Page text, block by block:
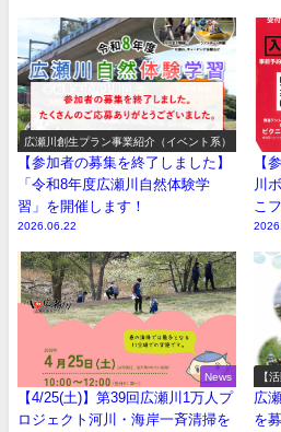
広瀬川創生プラン事業紹介（イベント系）
【参加者の募集を終了しました】
「令和8年度広瀬川自然体験学
習」を開催します！
2026.06.22
【
川
こ
News
【4/25(土)】第39回広瀬川1万人プ
ロジェクト河川・海岸一斉清掃を
【
業
広
を